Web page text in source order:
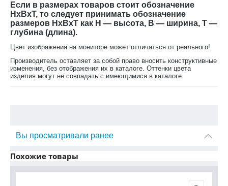
Если в размерах товаров стоит обозначение
HxBxT, то следует принимать обозначение
размеров HxBxT как H — высота, B — ширина, T —
глубина (длина).
Цвет изображения на мониторе может отличаться от реального!
Производитель оставляет за собой право вносить конструктивные
изменения, без отображения их в каталоге. Оттенки цвета
изделия могут не совпадать с имеющимися в каталоге.
Вы просматривали ранее
Похожие товары